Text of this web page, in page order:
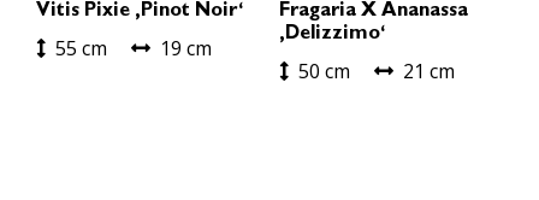
Vitis Pixie ‚Pinot Noir‘
55 cm 19 cm
Fragaria X Ananassa
‚Delizzimo‘
50 cm 21 cm